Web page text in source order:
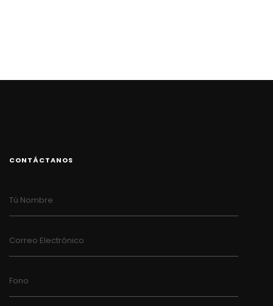
CONTÁCTANOS
Tú Nombre
Correo Electrónico
Fono